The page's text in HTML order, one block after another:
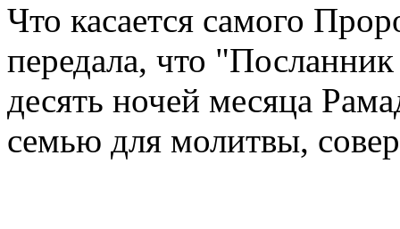
Что касается самого
передала, что
десять ночей месяца
семью для молитвы,